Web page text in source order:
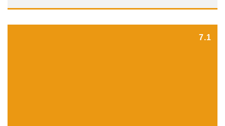
7.1